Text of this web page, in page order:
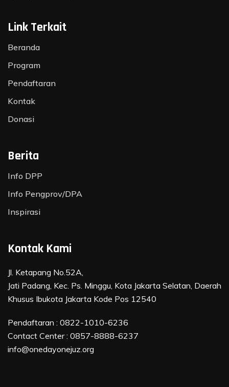
Link Terkait
Beranda
Program
Pendaftaran
Kontak
Donasi
Berita
Info DPP
Info Pengprov/DPA
Inspirasi
Kontak Kami
Jl. Ketapang No.52A,
Jati Padang, Kec. Ps. Minggu, Kota Jakarta Selatan, Daerah
Khusus Ibukota Jakarta Kode Pos 12540
Pendaftaran : 0822-1010-6236
Contact Center : 0857-8888-6237
info@onedayonejuz.org